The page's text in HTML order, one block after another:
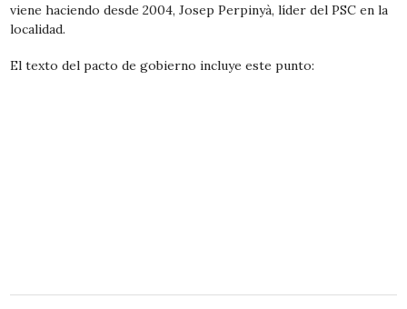
viene haciendo desde 2004, Josep Perpinyà, líder del PSC en la
localidad.
El texto del pacto de gobierno incluye este punto: